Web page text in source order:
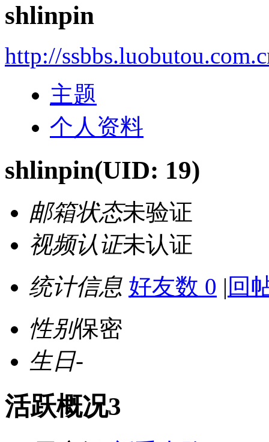
shlinpin
http://
主题
个人资料
shlinpin(UID: 19)
邮箱状态未验证
视频认证未认证
统计信息 好友数 0 | 回
性别保密
生日-
活跃概况3